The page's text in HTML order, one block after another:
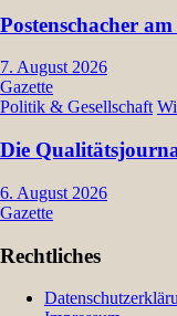
Postenschacher
7. August 2026
Gazette
Politik & Gesellschaft
Die
6. August 2026
Gazette
Rechtliches